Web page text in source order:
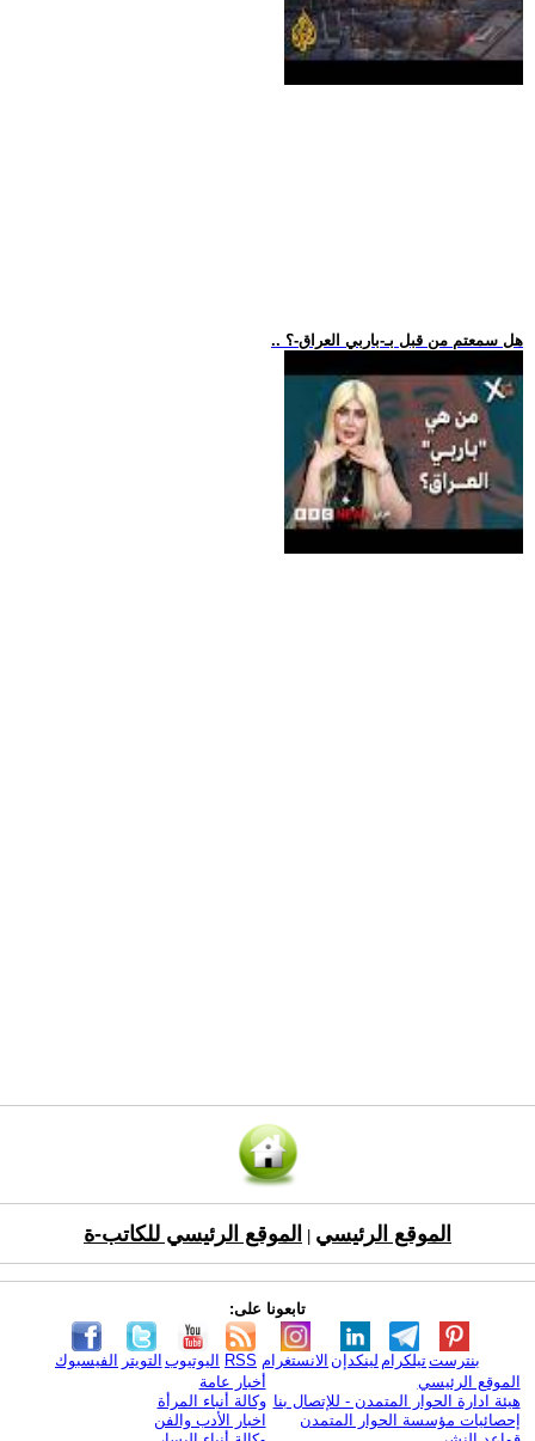
.. هل سمعتم من قبل بـ-باربي العراق-؟
الموقع الرئيسي الموقع الرئيسي للكاتب-ة
تابعونا على:
الفيسبوك التويتر اليوتيوب RSS الانستغرام لينكدإن تيلكرامبنترست
الموقع الرئيسي
هيئة ادارة الحوار المتمدن - للإتصال بنا
إحصائيات مؤسسة الحوار المتمدن
أخبار عامة
وكالة أنباء المرأة
اخبار الأدب والفن